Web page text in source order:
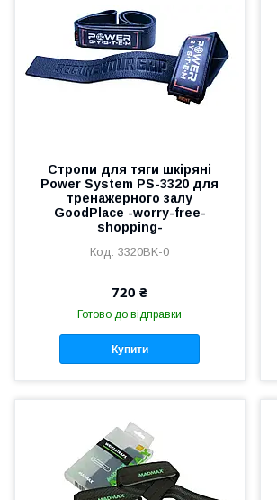
Стропи для тяги шкіряні
Power System PS-3320 для
тренажерного залу
GoodPlace -worry-free-
shopping-
3320BK-0
720 ₴
Готово до відправки
Купити